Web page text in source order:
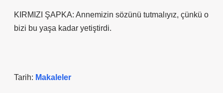
KIRMIZI ŞAPKA: Annemizin sözünü tutmalıyız, çünkü o
bizi bu yaşa kadar yetiştirdi.
Tarih: Makaleler